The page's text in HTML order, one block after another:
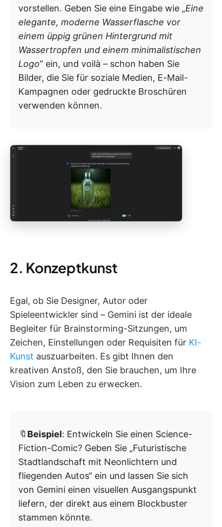
vorstellen. Geben Sie eine Eingabe wie „Eine
elegante, moderne Wasserflasche vor
einem üppig grünen Hintergrund mit
Wassertropfen und einem minimalistischen
Logo“ ein, und voilà – schon haben Sie
Bilder, die Sie für soziale Medien, E-Mail-
Kampagnen oder gedruckte Broschüren
verwenden können.
2. Konzeptkunst
Egal, ob Sie Designer, Autor oder
Spieleentwickler sind – Gemini ist der ideale
Begleiter für Brainstorming-Sitzungen, um
Zeichen, Einstellungen oder Requisiten für KI-
Kunst auszuarbeiten. Es gibt Ihnen den
kreativen Anstoß, den Sie brauchen, um Ihre
Vision zum Leben zu erwecken.
🔖 Beispiel: Entwickeln Sie einen Science-
Fiction-Comic? Geben Sie „Futuristische
Stadtlandschaft mit Neonlichtern und
fliegenden Autos“ ein und lassen Sie sich
von Gemini einen visuellen Ausgangspunkt
liefern, der direkt aus einem Blockbuster
stammen könnte.